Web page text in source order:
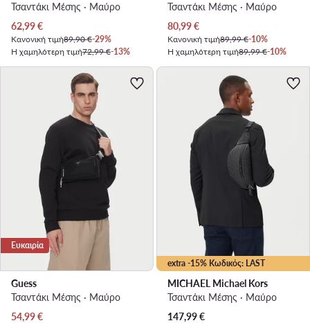
Τσαντάκι Μέσης · Μαύρο
Τρέχουσα τιμή
62,99€
Κανονική τιμή89,90 €-29%
Η χαμηλότερη τιμή72,99 €-13%
Τσαντάκι Μέσης · Μαύρο
Τρέχουσα τιμή
80,99€
Κανονική τιμή89,99 €-10%
Η χαμηλότερη τιμή89,99 €-10%
Ευκαιρία
Guess
Τσαντάκι Μέσης · Μαύρο
Τρέχουσα τιμή
54,99€
extra -15% Κωδικός: LAST
MICHAEL Michael Kors
Τσαντάκι Μέσης · Μαύρο
147,99€